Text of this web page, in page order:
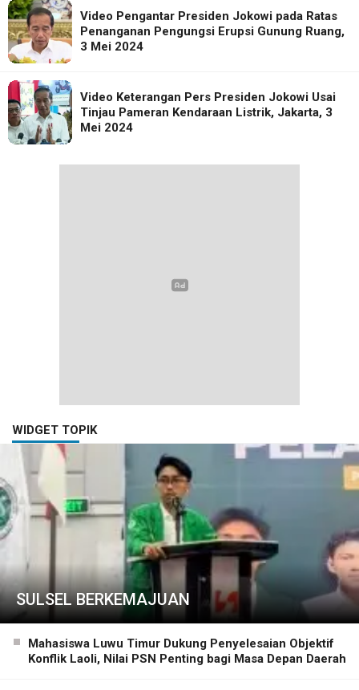
Video Pengantar Presiden Jokowi pada Ratas
Penanganan Pengungsi Erupsi Gunung Ruang,
3 Mei 2024
Video Keterangan Pers Presiden Jokowi Usai
Tinjau Pameran Kendaraan Listrik, Jakarta, 3
Mei 2024
WIDGET TOPIK
SULSEL BERKEMAJUAN
Mahasiswa Luwu Timur Dukung Penyelesaian Objektif
Konflik Laoli, Nilai PSN Penting bagi Masa Depan Daerah